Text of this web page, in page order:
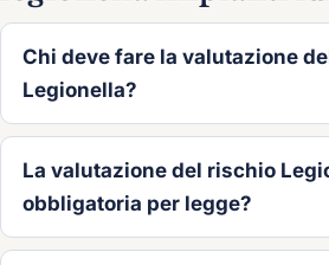
Chi deve fare la valutazione
Legionella?
La valutazione del rischio
obbligatoria per legge?